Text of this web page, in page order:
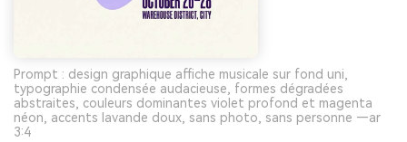
Prompt : design graphique affiche musicale sur fond uni,
typographie condensée audacieuse, formes dégradées
abstraites, couleurs dominantes violet profond et magenta
néon, accents lavande doux, sans photo, sans personne —ar
3:4